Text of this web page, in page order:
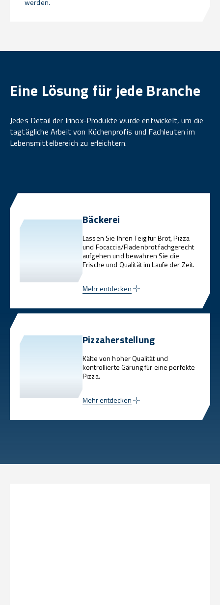
werden.
Eine Lösung für jede Branche
Jedes Detail der Irinox-Produkte wurde entwickelt, um die
tagtägliche Arbeit von Küchenprofis und Fachleuten im
Lebensmittelbereich zu erleichtern.
Bäckerei
Lassen Sie Ihren Teig für Brot, Pizza
und Focaccia/Fladenbrot fachgerecht
aufgehen und bewahren Sie die
Frische und Qualität im Laufe der Zeit.
Mehr entdecken
Pizzaherstellung
Kälte von hoher Qualität und
kontrollierte Gärung für eine perfekte
Pizza.
Mehr entdecken